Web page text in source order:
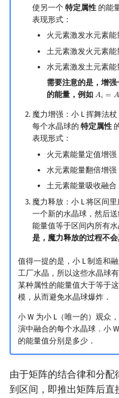
使另一个 特定属性的能
表现形式：
火元素激发水元素能
土元素激发火元素能
水元素激发土元素能
需要注意的是，增
的能量，例如 𝐴𝑖 = 𝐴
Ai=A +
魔力增强：小 L 挥舞法
每个水晶球的 特定属性
表现形式：
火元素能量定值增强
水元素能量翻倍增强
土元素能量吸收融合
魔力释放：小 L 将区间
一个新的水晶球，然后
能量值等于区间内所有
是，魔力释放的过程不
值得一提的是，小 L 制造和
工厂水晶，所以这些水晶球
某种属性的能量值大于等于
模，从而避免水晶球爆炸．
小 W 为小 L（唯一的）观众
演中融合的每个水晶球．小
的能量值分别是多少．
由于矩阵的结合律和分
到区间，即推出矩阵后直